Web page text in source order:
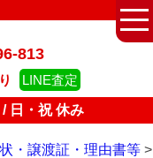
813
LINE査定
日・祝 休み
・譲渡証・理由書等